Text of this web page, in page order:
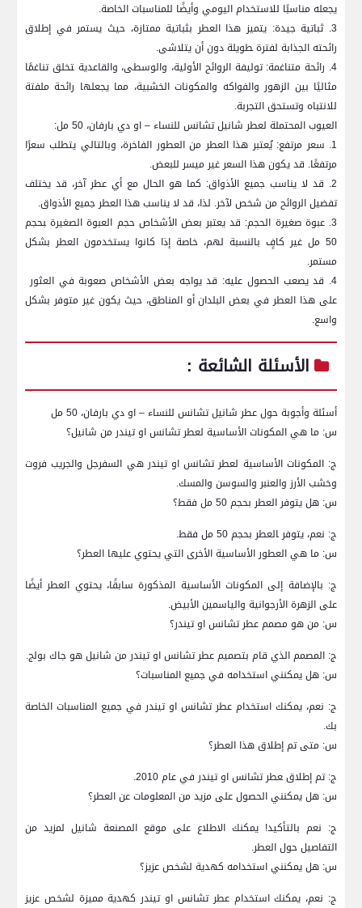
يجعله مناسبًا‌ للاستخدام اليومي وأيضًا للمناسبات الخاصة.
3. ثباتية جيدة: يتميز هذا العطر بثباتية ممتازة، حيث يستمر في ‌إطلاق
رائحته الجذابة لفترة ‍طويلة دون أن يتلاشى.
4. رائحة متناغمة: توليفة الروائح الأولية، ⁢والوسطى،⁢ والقاعدية ‍تخلق تناغمًا
مثاليًا بين الزهور والفواكه والمكونات الخشبية، مما يجعلها رائحة ملفتة
للانتباه وتستحق التجربة.
العيوب المحتملة لعطر شانيل ‌تشانس للنساء – او دي بارفان، 50⁢ مل:
1. سعر مرتفع: يُعتبر هذا ‌العطر من العطور⁣ الفاخرة، وبالتالي يتطلب سعرًا
‌مرتفعًا. قد يكون هذا السعر غير ميسر للبعض.
2. قد لا ⁢يناسب جميع‌ الأذواق: كما هو الحال⁢ مع أي عطر آخر، قد يختلف
تفضيل الروائح من شخص لآخر.‌ لذا، قد لا يناسب هذا العطر جميع الأذواق.
3. عبوة صغيرة الحجم: قد يعتبر بعض الأشخاص حجم العبوة الصغيرة ‍بحجم
50 مل غير كافٍ بالنسبة لهم، خاصة إذا كانوا يستخدمون العطر بشكل
مستمر.
4.⁤ قد يصعب الحصول عليه: قد يواجه بعض الأشخاص صعوبة في العثور ​
على هذا العطر⁣ في بعض البلدان أو المناطق، حيث يكون غير متوفر بشكل
واسع.
الأسئلة الشائعة :
أسئلة وأجوبة حول عطر شانيل تشانس للنساء – او دي بارفان، 50 مل
س: ما هي المكونات الأساسية لعطر تشانس او تيندر من شانيل؟
ج: المكونات الأساسية ‌لعطر تشانس او تيندر هي السفرجل والجريب فروت
وخشب الأرز والعنبر والسوسن والمسك.
س:‌ هل يتوفر العطر بحجم 50 مل فقط؟
ج: نعم، يتوفر ‍العطر بحجم 50 مل ⁤فقط.
س: ما هي العطور الأساسية الأخرى التي يحتوي عليها العطر؟
ج: بالإضافة إلى المكونات الأساسية المذكورة سابقًا، ​يحتوي العطر أيضًا
على ‌الزهرة الأرجوانية والياسمين الأبيض.
س: من هو مصمم ⁢عطر تشانس او تيندر؟
ج: المصمم الذي قام بتصميم عطر تشانس او تيندر من شانيل هو جاك بولج.
س: هل يمكنني استخدامه في جميع ⁢المناسبات؟
ج: ⁢نعم، يمكنك استخدام عطر تشانس او ‌تيندر في جميع⁤ المناسبات الخاصة
بك.
س: متى تم إطلاق هذا العطر؟
ج: تم إطلاق ‍عطر⁤ تشانس او تيندر في عام 2010.
س: هل يمكنني الحصول على مزيد من المعلومات عن العطر؟
ج: نعم بالتأكيد!⁤ يمكنك الاطلاع على موقع المصنعة شانيل لمزيد من
التفاصيل حول العطر.
س: هل يمكنني استخدامه كهدية لشخص عزيز؟
ج: نعم، يمكنك استخدام ⁣عطر تشانس او تيندر‍ كهدية مميزة لشخص عزيز